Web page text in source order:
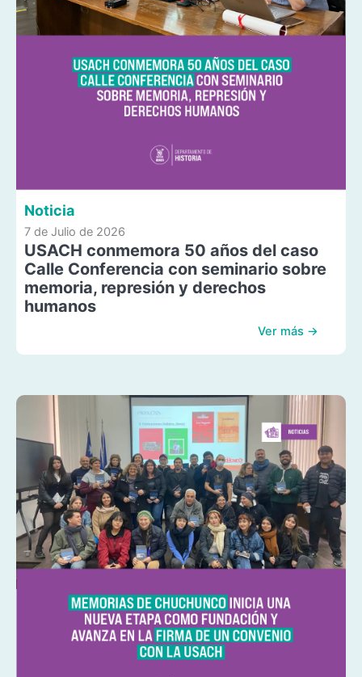
Noticia
7 de Julio de 2026
USACH conmemora 50 años del caso
Calle Conferencia con seminario sobre
memoria, represión y derechos
humanos
Ver más →